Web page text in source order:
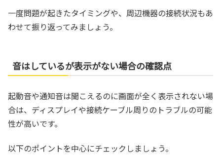
一度問題が起きたタイミングや、周辺機器の接続状況もあ
わせて振り返ってみましょう。
音はしているが表示がない場合の確認点
起動音や通知音は聞こえるのに画面が全く表示されない場
合は、ディスプレイや接続ケーブル周りのトラブルの可能
性が高いです。
以下のポイントを中心にチェックしましょう。